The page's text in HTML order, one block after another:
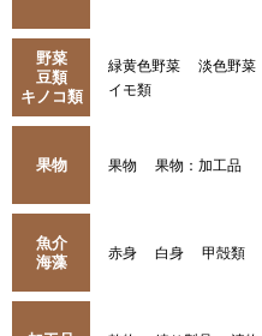
野菜
豆類
キノコ類
緑黄色野菜 淡色野菜
イモ類
果物 果物 果物：加工品
魚介
海藻
赤身 白身 甲殻類